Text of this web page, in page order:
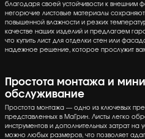
благодаря своей устойчивости к внешним
негорючие листовые материалы сохраняют
повышенной влажности и резких
качестве наших изделий и предлагаем
что купить лист для отделки стен или
надежное решение, которое прослужит
Простота монтажа и
обслуживание
Простота монтажа — одно из ключевых
представленных в МаГрин. Листы легко
инструментов и дополнительных затрат на
можно любых размеров, что позволяет